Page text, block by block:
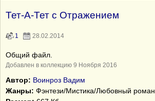
Тет-А-Тет с Отражением
1 28.02.2014
Общий файл.
Добавлен в коллекцию 9 Ноября 2016
Автор: Воинроз Вадим
Жанры: Фэнтези/Мистика/Любовный роман